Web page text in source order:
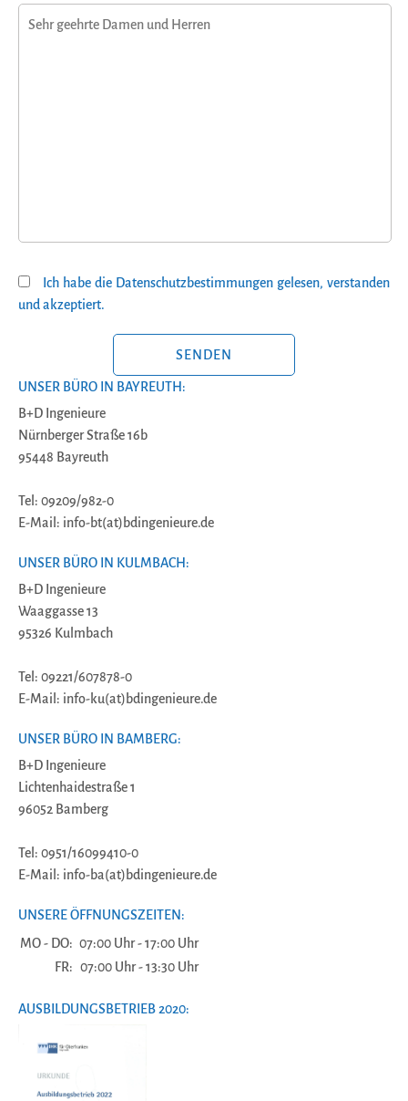
Ich habe die Datenschutzbestimmungen gelesen, verstanden
und akzeptiert.
UNSER BÜRO IN BAYREUTH:
B+D Ingenieure
Nürnberger Straße 16b
95448 Bayreuth
Tel: 09209/982-0
E-Mail: info-bt(at)bdingenieure.de
UNSER BÜRO IN KULMBACH:
B+D Ingenieure
Waaggasse 13
95326 Kulmbach
Tel: 09221/607878-0
E-Mail: info-ku(at)bdingenieure.de
UNSER BÜRO IN BAMBERG:
B+D Ingenieure
Lichtenhaidestraße 1
96052 Bamberg
Tel: 0951/16099410-0
E-Mail: info-ba(at)bdingenieure.de
UNSERE ÖFFNUNGSZEITEN:
MO - DO: 07:00 Uhr - 17:00 Uhr
FR: 07:00 Uhr - 13:30 Uhr
AUSBILDUNGSBETRIEB 2020: